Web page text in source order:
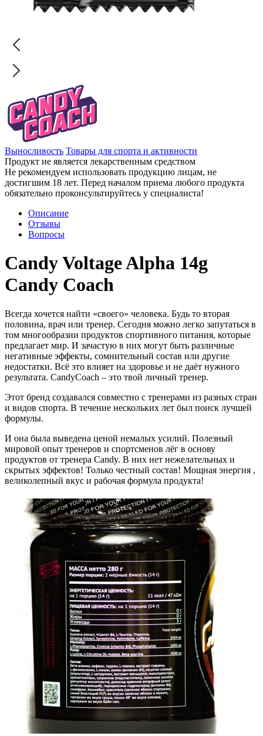
Выносливость Товары для спорта и активности
Продукт не является лекарственным средством
Не рекомендуем использовать продукцию лицам, не
достигшим 18 лет. Перед началом приема любого продукта
обязательно проконсультируйтесь у специалиста!
Описание
Отзывы
Вопросы
Candy Voltage Alpha 14g
Candy Coach
Всегда хочется найти «своего» человека. Будь то вторая
половина, врач или тренер. Сегодня можно легко запутаться в
том многообразии продуктов спортивного питания, которые
предлагает мир. И зачастую в них могут быть различные
негативные эффекты, сомнительный состав или другие
недостатки. Всё это влияет на здоровье и не даёт нужного
результата. CandyCoach – это твой личный тренер.
Этот бренд создавался совместно с тренерами из разных стран
и видов спорта. В течение нескольких лет был поиск лучшей
формулы.
И она была выведена ценой немалых усилий. Полезный
мировой опыт тренеров и спортсменов лёг в основу
продуктов от тренера Candy. В них нет нежелательных и
скрытых эффектов! Только честный состав! Мощная энергия ,
великолепный вкус и рабочая формула продукта!